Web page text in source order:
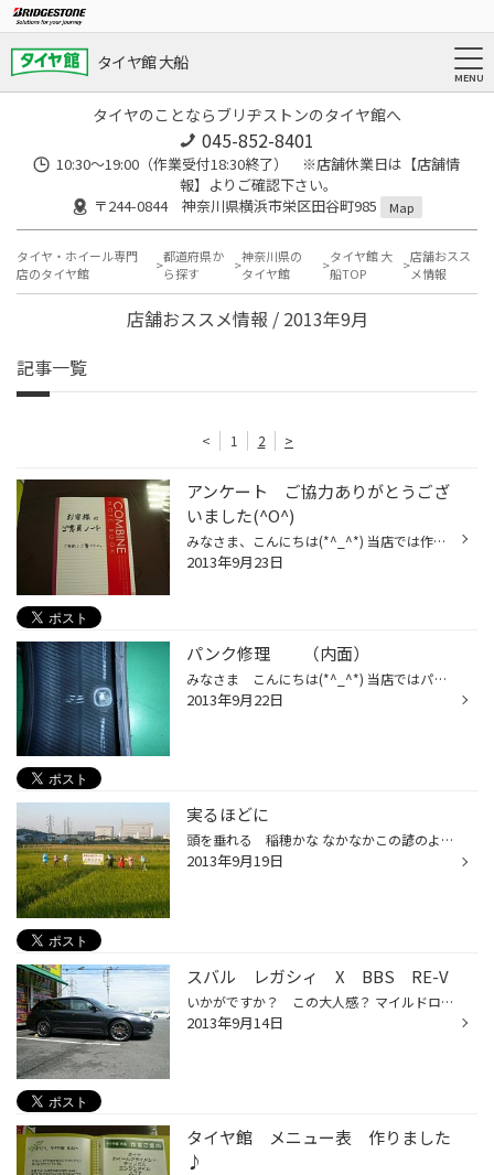
タイヤ館 大船
タイヤのことならブリヂストンのタイヤ館へ
045-852-8401
10:30～19:00（作業受付18:30終了） ※店舗休業日は【店舗情
報】よりご確認下さい。
〒244-0844 神奈川県横浜市栄区田谷町985
Map
タイヤ・ホイール専門
店のタイヤ館
都道府県か
ら探す
神奈川県の
タイヤ館
タイヤ館 大
船TOP
店舗おスス
メ情報
店舗おススメ情報 / 2013年9月
記事一覧
< 1 2 >
アンケート ご協力ありがとうござ
いました(^O^)
みなさま、こんにちは(*^_^*) 当店では作業待ちのお時間、アンケートをお願いしておりますが、 その内容にしっかりと応えていきたいと思っております。 なので、いただいたご意見すべてに返信をさせていただき、 またそれをウェイティングコーナーで公開しております(^_^;) どんな内容でもかまいま...
2013年9月23日
パンク修理 （内面）
みなさま こんにちは(*^_^*) 当店ではパンク修理もやってます！ って当たり前でしたか(+o+) ただしっ！ 直せるもの、直せないものとありますのでご注意を！ トレッドといってタイヤの接地面はＯＫ！でもよほど斜めにあいた穴や 幅の広いものはＮＧです。 基本サイド部はＮＧです…。まずは一度...
2013年9月22日
実るほどに
頭を垂れる 稲穂かな なかなかこの諺のようには成長できていない turu です ｗ すっかり空が高くなって、秋の色が少しづつ濃くなってきましたね。 お向かいのたんぼも、だんだんと黄金色に染まってきました。 毎年恒例の案山子（かかし）コンクールも設置されました。 その年々の色が反映されて...
2013年9月19日
スバル レガシィ X BBS RE-V
いかがですか？ この大人感？ マイルドロワードにＢＢＳのＤＢＫカラーが見事にマッチ！ 全体的にリフレッシュされた様にも感じます。 大事になさっているレガシィ これからもオーナー様の 愛情をたっぷり受けて頑張ってね！ オーナー様にも気に入っていただけて何よりでした ｖ １００Ｋｍ点検...
2013年9月14日
タイヤ館 メニュー表 作りました
♪